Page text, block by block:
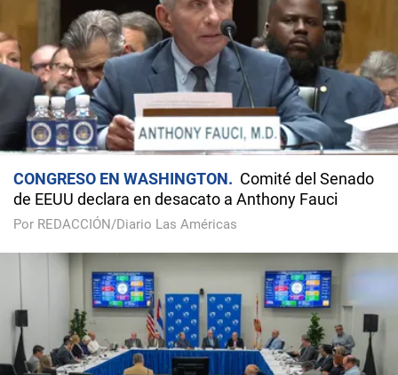
CONGRESO EN WASHINGTON
Comité del Senado
de EEUU declara en desacato a Anthony Fauci
Por REDACCIÓN/Diario Las Américas